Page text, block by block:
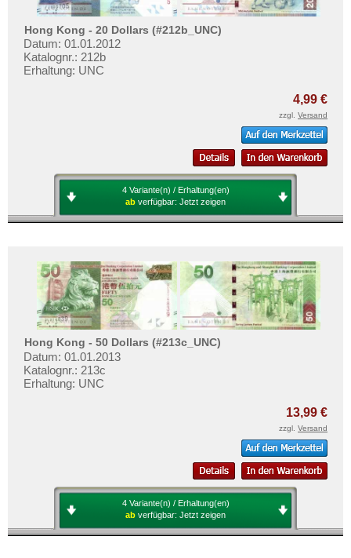
Hong Kong - 20 Dollars (#212b_UNC)
Datum: 01.01.2012
Katalognr.: 212b
Erhaltung: UNC
4,99 €
zzgl. Versand
4 Variante(n) / Erhaltung(en)
ab verfügbar: Jetzt zeigen
Hong Kong - 50 Dollars (#213c_UNC)
Datum: 01.01.2013
Katalognr.: 213c
Erhaltung: UNC
13,99 €
zzgl. Versand
4 Variante(n) / Erhaltung(en)
ab verfügbar: Jetzt zeigen